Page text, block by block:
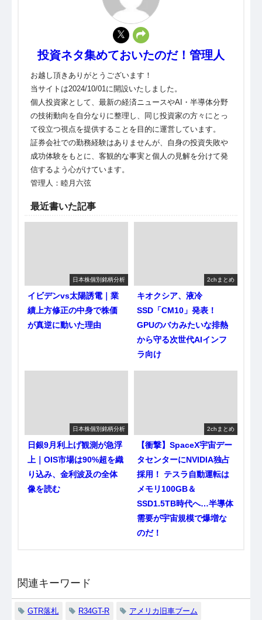
投資ネタ集めておいたのだ！管理人
お越し頂きありがとうございます！
当サイトは2024/10/01に開設いたしました。
個人投資家として、最新の経済ニュースやAI・半導体分野
の技術動向を自分なりに整理し、同じ投資家の方々にとっ
て役立つ視点を提供することを目的に運営しています。
証券会社での勤務経験はありませんが、自身の投資失敗や
成功体験をもとに、客観的な事実と個人の見解を分けて発
信するよう心がけています。
管理人：睦月六弦
最近書いた記事
日本株個別銘柄分析
イビデンvs太陽誘電｜業
績上方修正の中身で株価
が真逆に動いた理由
2chまとめ
キオクシア、液冷
SSD「CM10」発表！
GPUのバカみたいな排熱
から守る次世代AIインフ
ラ向け
日本株個別銘柄分析
日銀9月利上げ観測が急浮
上｜OIS市場は90%超を織
り込み、金利波及の全体
像を読む
2chまとめ
【衝撃】SpaceX宇宙デー
タセンターにNVIDIA独占
採用！ テスラ自動運転は
メモリ100GB＆
SSD1.5TB時代へ…半導体
需要が宇宙規模で爆増な
のだ！
関連キーワード
GTR落札 R34GT-R アメリカ旧車ブーム